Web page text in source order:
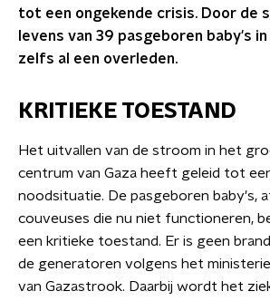
tot een ongekende crisis. Door de
levens van 39 pasgeboren baby's
zelfs al een overleden.
KRITIEKE TOESTAND
Het uitvallen van de stroom in het
centrum van Gaza heeft geleid tot
noodsituatie. De pasgeboren baby's,
couveuses die nu niet functioneren,
een kritieke toestand. Er is geen
de generatoren volgens het
van Gazastrook. Daarbij wordt het